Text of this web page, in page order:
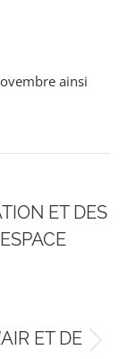
ainsi
ET DES
ET DE